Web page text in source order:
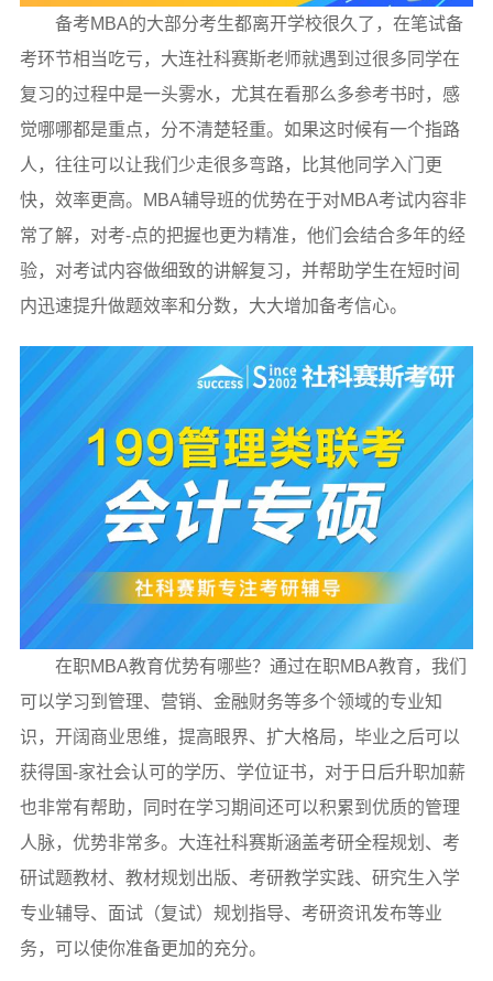
备考MBA的大部分考生都离开学校很久了，在笔试备
考环节相当吃亏，大连社科赛斯老师就遇到过很多同学在
复习的过程中是一头雾水，尤其在看那么多参考书时，感
觉哪哪都是重点，分不清楚轻重。如果这时候有一个指路
人，往往可以让我们少走很多弯路，比其他同学入门更
快，效率更高。MBA辅导班的优势在于对MBA考试内容非
常了解，对考-点的把握也更为精准，他们会结合多年的经
验，对考试内容做细致的讲解复习，并帮助学生在短时间
内迅速提升做题效率和分数，大大增加备考信心。
在职MBA教育优势有哪些？通过在职MBA教育，我们
可以学习到管理、营销、金融财务等多个领域的专业知
识，开阔商业思维，提高眼界、扩大格局，毕业之后可以
获得国-家社会认可的学历、学位证书，对于日后升职加薪
也非常有帮助，同时在学习期间还可以积累到优质的管理
人脉，优势非常多。大连社科赛斯涵盖考研全程规划、考
研试题教材、教材规划出版、考研教学实践、研究生入学
专业辅导、面试（复试）规划指导、考研资讯发布等业
务，可以使你准备更加的充分。